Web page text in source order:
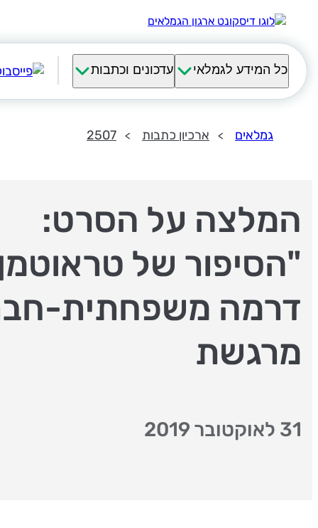
כל המידע לגמלאי עדכונים וכתבות
גמלאים ארכיון כתבות 2507
המלצה על הסרט:
"הסיפור של
דרמה משפחתית-
מרגשת
31 לאוקטובר 2019